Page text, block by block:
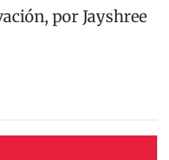
por Jayshree